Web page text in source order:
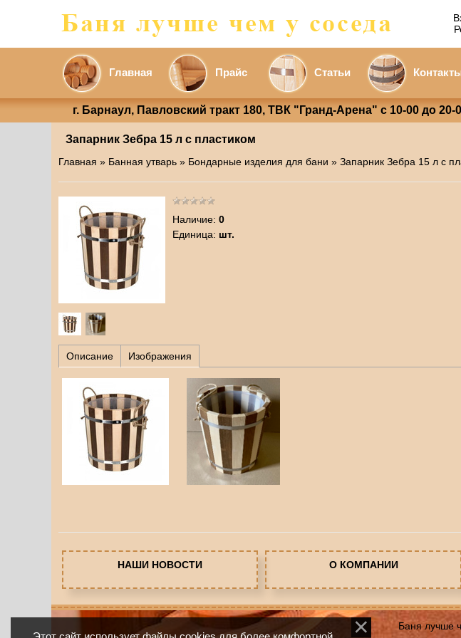
Главная Прайс Статьи
г. Барнаул, Павловский тракт 180, ТВК "Гранд-Арена" с 10-00 до
Запарник Зебра 15 л с пластиком
Главная » Банная утварь » Бондарные изделия для бани » Запарник Зебра 15 л с
Наличие: 0
Единица: шт.
Описание Изображения
НАШИ НОВОСТИ О КОМПАНИИ
Баня лучше